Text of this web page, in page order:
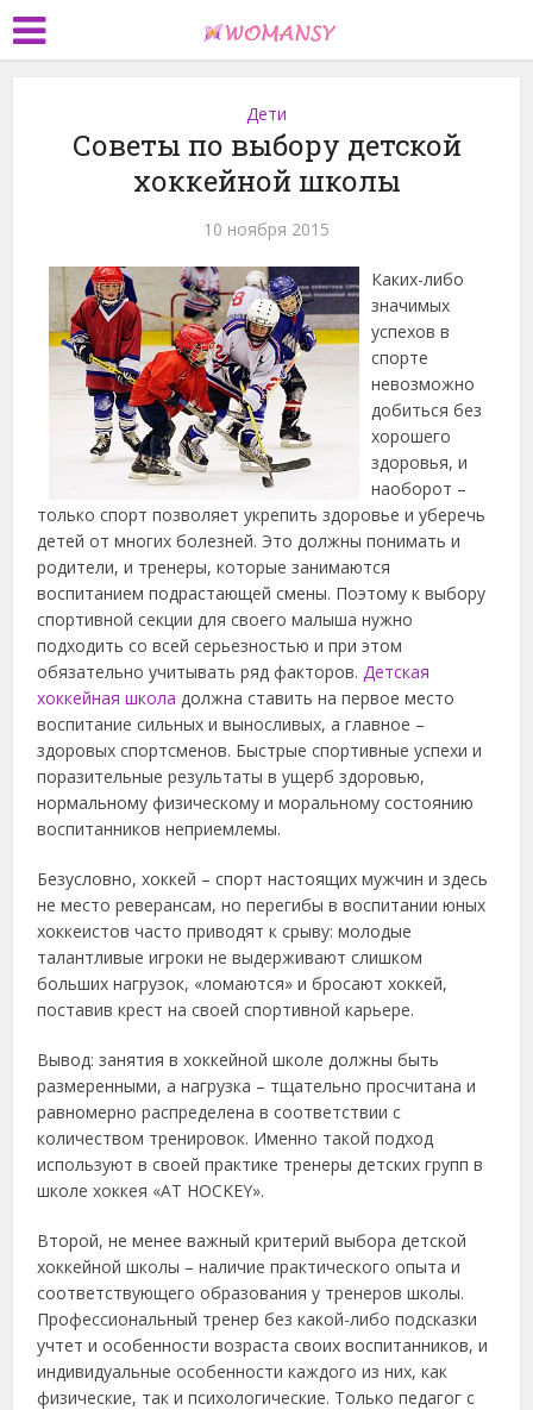
Дети
Советы по выбору детской
хоккейной школы
10 ноября 2015
Каких-либо
значимых
успехов в
спорте
невозможно
добиться без
хорошего
здоровья, и
наоборот –
только спорт позволяет укрепить здоровье и уберечь
детей от многих болезней. Это должны понимать и
родители, и тренеры, которые занимаются
воспитанием подрастающей смены. Поэтому к выбору
спортивной секции для своего малыша нужно
подходить со всей серьезностью и при этом
обязательно учитывать ряд факторов.Детская
хоккейная школа должна ставить на первое место
воспитание сильных и выносливых, а главное –
здоровых спортсменов. Быстрые спортивные успехи и
поразительные результаты в ущерб здоровью,
нормальному физическому и моральному состоянию
воспитанников неприемлемы.
Безусловно, хоккей – спорт настоящих мужчин и здесь
не место реверансам, но перегибы в воспитании юных
хоккеистов часто приводят к срыву: молодые
талантливые игроки не выдерживают слишком
больших нагрузок, «ломаются» и бросают хоккей,
поставив крест на своей спортивной карьере.
Вывод: занятия в хоккейной школе должны быть
размеренными, а нагрузка – тщательно просчитана и
равномерно распределена в соответствии с
количеством тренировок. Именно такой подход
используют в своей практике тренеры детских групп в
школе хоккея «AT HOCKEY».
Второй, не менее важный критерий выбора детской
хоккейной школы – наличие практического опыта и
соответствующего образования у тренеров школы.
Профессиональный тренер без какой-либо подсказки
учтет и особенности возраста своих воспитанников, и
индивидуальные особенности каждого из них, как
физические, так и психологические. Только педагог с